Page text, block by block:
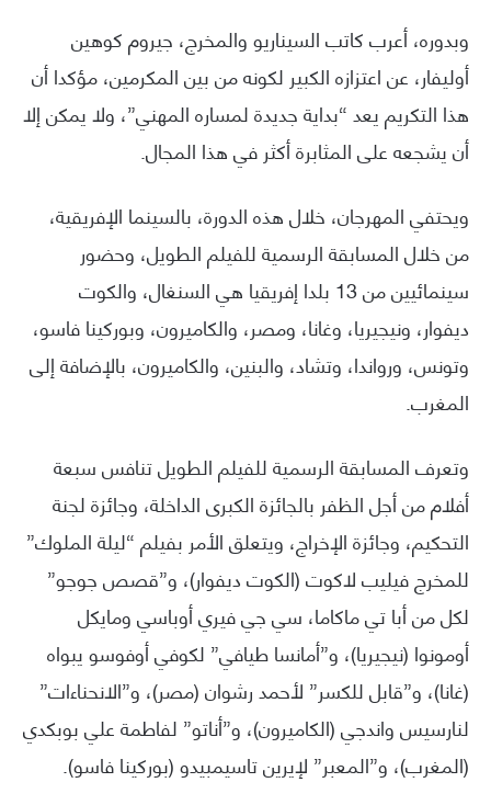
وبدوره، أعرب كاتب السيناريو والمخرج، جيروم كوهين
أوليفار، عن اعتزازه الكبير لكونه من بين المكرمين، مؤكدا أن
هذا التكريم يعد “بداية جديدة لمساره المهني”، ولا يمكن إلا
أن يشجعه على المثابرة أكثر في هذا المجال.
ويحتفي المهرجان، خلال هذه الدورة، بالسينما الإفريقية،
من خلال المسابقة الرسمية للفيلم الطويل، وحضور
سينمائيين من 13 بلدا إفريقيا هي السنغال، والكوت
ديفوار، ونيجيريا، وغانا، ومصر، والكاميرون، وبوركينا فاسو،
وتونس، ورواندا، وتشاد، والبنين، والكاميرون، بالإضافة إلى
المغرب.
وتعرف المسابقة الرسمية للفيلم الطويل تنافس سبعة
أفلام من أجل الظفر بالجائزة الكبرى الداخلة، وجائزة لجنة
التحكيم، وجائزة الإخراج، ويتعلق الأمر بفيلم “ليلة الملوك”
للمخرج فيليب لاكوت (الكوت ديفوار)، و”قصص جوجو”
لكل من أبا تي ماكاما، سي جي فيري أوباسي ومايكل
أومونوا (نيجيريا)، و”أمانسا طيافي” لكوفي أوفوسو يبواه
(غانا)، و”قابل للكسر” لأحمد رشوان (مصر)، و”الانحناءات”
لنارسيس واندجي (الكاميرون)، و”أناتو” لفاطمة علي بوبكدي
(المغرب)، و”المعبر” لإيرين تاسيمبيدو (بوركينا فاسو).